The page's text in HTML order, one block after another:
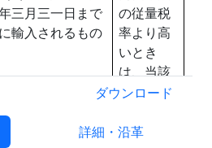
三月三一日まで
に輸入されるもの
の従量税
率より高
いとき
は、当該
従量税
七・
ダウンロード
詳細・沿革